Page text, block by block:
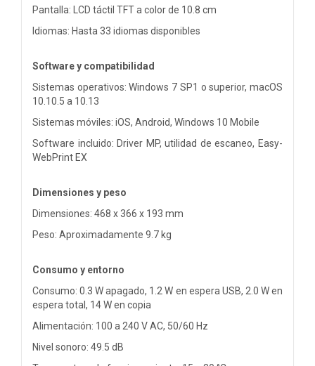
Pantalla: LCD táctil TFT a color de 10.8 cm
Idiomas: Hasta 33 idiomas disponibles
Software y compatibilidad
Sistemas operativos: Windows 7 SP1 o superior, macOS
10.10.5 a 10.13
Sistemas móviles: iOS, Android, Windows 10 Mobile
Software incluido: Driver MP, utilidad de escaneo, Easy-
WebPrint EX
Dimensiones y peso
Dimensiones: 468 x 366 x 193 mm
Peso: Aproximadamente 9.7 kg
Consumo y entorno
Consumo: 0.3 W apagado, 1.2 W en espera USB, 2.0 W en
espera total, 14 W en copia
Alimentación: 100 a 240 V AC, 50/60 Hz
Nivel sonoro: 49.5 dB